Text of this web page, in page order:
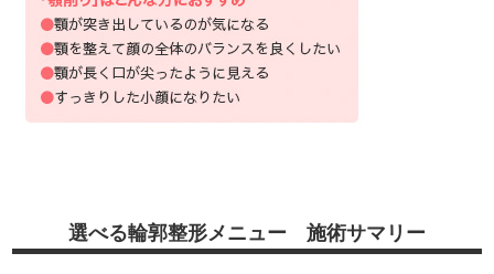
選べる輪郭整形メニュー 施術サマリー